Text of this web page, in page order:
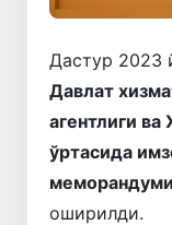
Дастур 2023
Давлат
агентлиги
ўртасида
меморандуми
оширилди.